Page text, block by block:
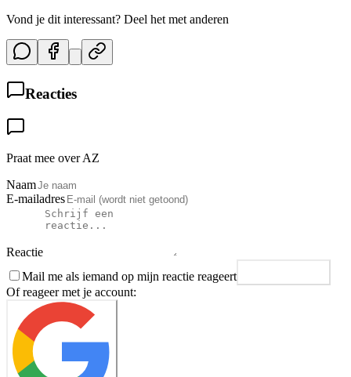
Vond je dit interessant? Deel het met anderen
Reacties
Praat mee over AZ
Naam
E-mailadres
Reactie
Mail me als iemand op mijn reactie reageert
Of reageer met je account: